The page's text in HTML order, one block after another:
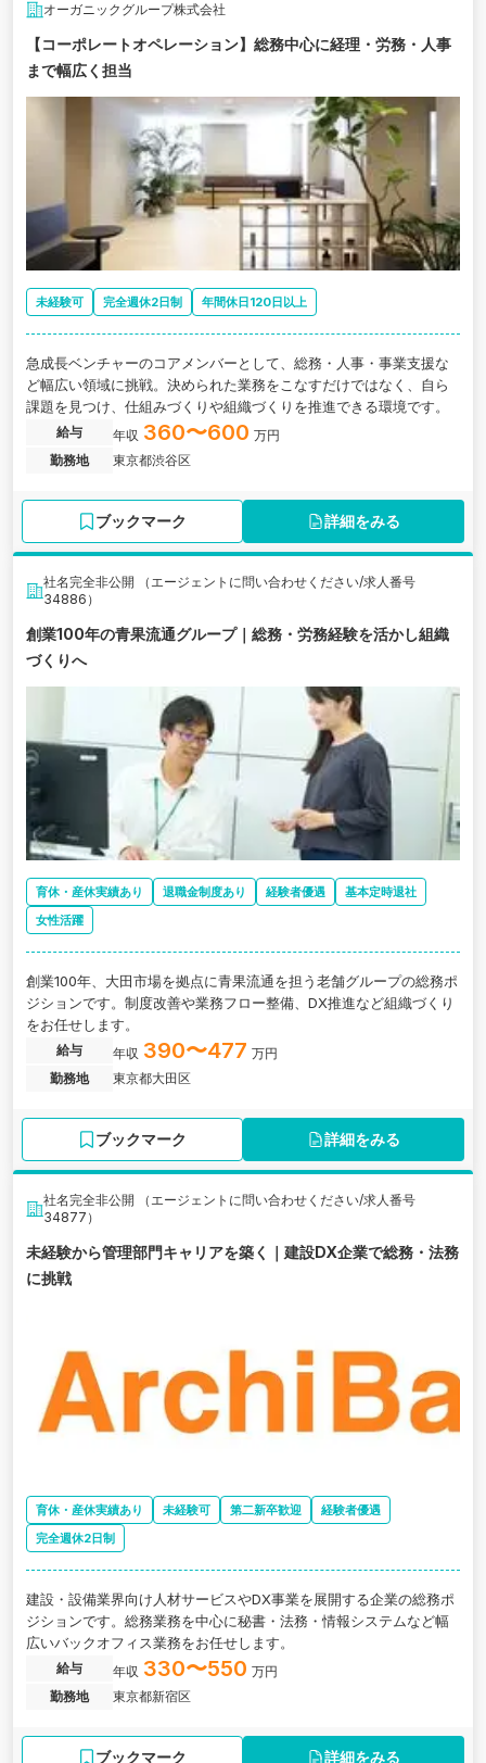
オーガニックグループ株式会社
【コーポレートオペレーション】総務中心に経理・労務・人事
まで幅広く担当
未経験可 完全週休2日制 年間休日120日以上
急成長ベンチャーのコアメンバーとして、総務・人事・事業支援な
ど幅広い領域に挑戦。決められた業務をこなすだけではなく、自ら
課題を見つけ、仕組みづくりや組織づくりを推進できる環境です。
給与 年収 360〜600 万円
勤務地
東京都渋谷区
ブックマーク 詳細をみる
社名完全非公開 （エージェントに問い合わせください/求人番号
34886）
創業100年の青果流通グループ｜総務・労務経験を活かし組織
づくりへ
育休・産休実績あり 退職金制度あり 経験者優遇
基本定時退社
女性活躍
創業100年、大田市場を拠点に青果流通を担う老舗グループの総務ポ
ジションです。制度改善や業務フロー整備、DX推進など組織づくり
をお任せします。
給与 年収 390〜477 万円
勤務地
東京都大田区
ブックマーク 詳細をみる
社名完全非公開 （エージェントに問い合わせください/求人番号
34877）
未経験から管理部門キャリアを築く｜建設DX企業で総務・法務
に挑戦
育休・産休実績あり 未経験可 第二新卒歓迎
経験者優遇
完全週休2日制
建設・設備業界向け人材サービスやDX事業を展開する企業の総務ポ
ジションです。総務業務を中心に秘書・法務・情報システムなど幅
広いバックオフィス業務をお任せします。
給与 年収 330〜550 万円
勤務地
東京都新宿区
ブックマーク 詳細をみる